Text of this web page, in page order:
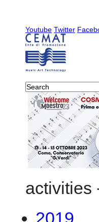
Youtube Twitter
activities
2019